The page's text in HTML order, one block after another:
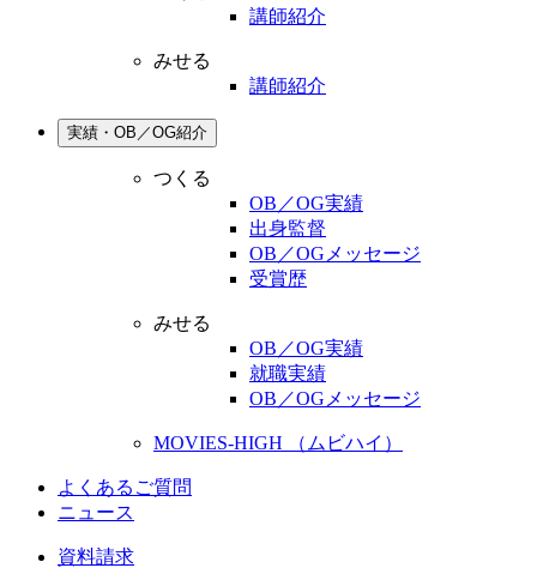
講師紹介
みせる
講師紹介
実績・OB／OG紹介
つくる
OB／OG実績
出身監督
OB／OGメッセージ
受賞歴
みせる
OB／OG実績
就職実績
OB／OGメッセージ
MOVIES-HIGH （ムビハイ）
よくあるご質問
ニュース
資料請求